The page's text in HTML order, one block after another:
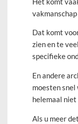
Dat komt
zien en te
specifieke
En andere
moesten
helemaal
Als u meer